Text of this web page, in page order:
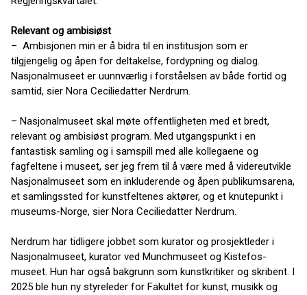
Relevant og ambisiøst
– Ambisjonen min er å bidra til en institusjon som er
tilgjengelig og åpen for deltakelse, fordypning og dialog.
Nasjonalmuseet er uunnværlig i forståelsen av både fortid og
samtid, sier Nora Ceciliedatter Nerdrum.
– Nasjonalmuseet skal møte offentligheten med et bredt,
relevant og ambisiøst program. Med utgangspunkt i en
fantastisk samling og i samspill med alle kollegaene og
fagfeltene i museet, ser jeg frem til å være med å videreutvikle
Nasjonalmuseet som en inkluderende og åpen publikumsarena,
et samlingssted for kunstfeltenes aktører, og et knutepunkt i
museums-Norge, sier Nora Ceciliedatter Nerdrum.
Nerdrum har tidligere jobbet som kurator og prosjektleder i
Nasjonalmuseet, kurator ved Munchmuseet og Kistefos-
museet. Hun har også bakgrunn som kunstkritiker og skribent. I
2025 ble hun ny styreleder for Fakultet for kunst, musikk og